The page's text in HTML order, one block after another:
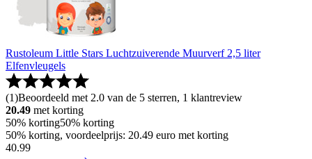
Rustoleum Little Stars Luchtzuiverende Muurverf 2,5 liter
Elfenvleugels
(1)Beoordeeld met 2.0 van de 5 sterren, 1 klantreview
20.49 met korting
50% korting50% korting
50% korting, voordeelprijs: 20.49 euro met korting
40.99